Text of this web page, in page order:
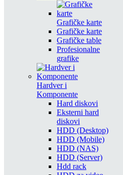
Grafičke karte
Grafičke karte
Grafičke table
Profesionalne
grafike
Hardver i
Komponente
Hard diskovi
Eksterni hard
diskovi
HDD (Desktop)
HDD (Mobile)
HDD (NAS)
HDD (Server)
Hdd rack